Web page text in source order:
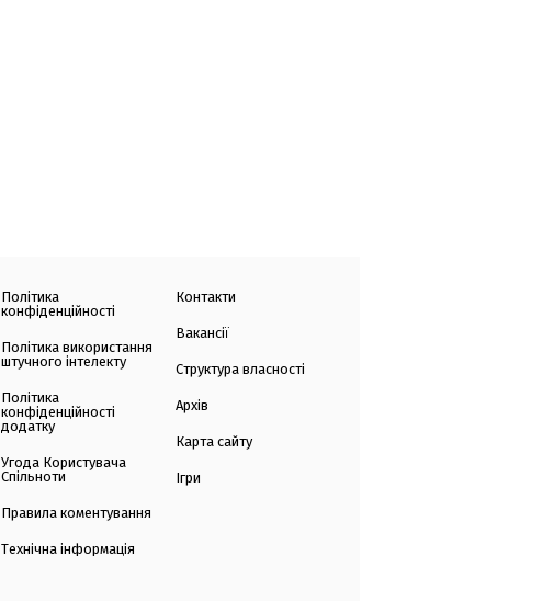
Політика
конфіденційності
Політика використання
штучного інтелекту
Політика
конфіденційності
додатку
Угода Користувача
Спільноти
Правила коментування
Технічна інформація
Контакти
Вакансії
Структура власності
Архів
Карта сайту
Ігри